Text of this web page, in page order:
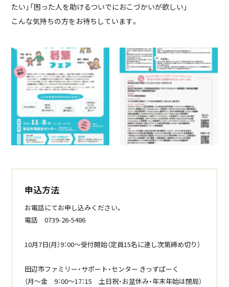
たい」「困った人を助けるついでにおこづかいが欲しい」
こんな気持ちの方をお待ちしています。
申込方法
お電話にてお申し込みください。
電話 0739-26-5486
10月7日(月）9：00～受付開始（定員15名に達し次第締め切り）
田辺市ファミリー・サポート・センター きっずぱーく
（月～金 9：00～17：15 土日祝・お盆休み・年末年始は閉局）